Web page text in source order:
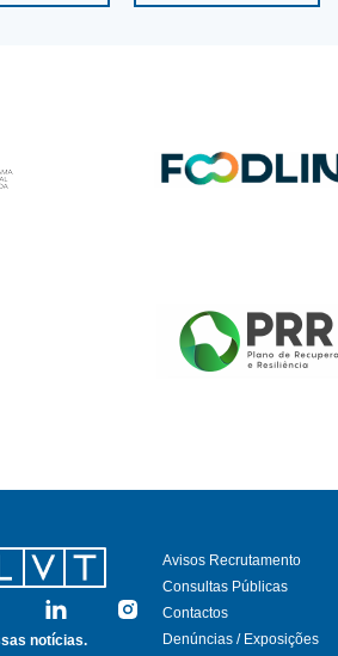
Linkedin
Instagram
notícias.
Avisos Recrutamento
Consultas Públicas
Contactos
Denúncias / Exposições